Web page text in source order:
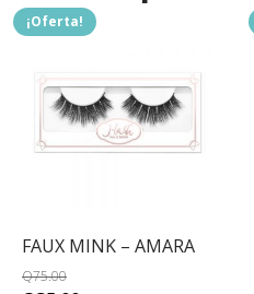
¡Oferta!
FAUX MINK – AMARA
Q75.00